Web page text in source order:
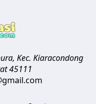
Kec. Kiaracondong
45111